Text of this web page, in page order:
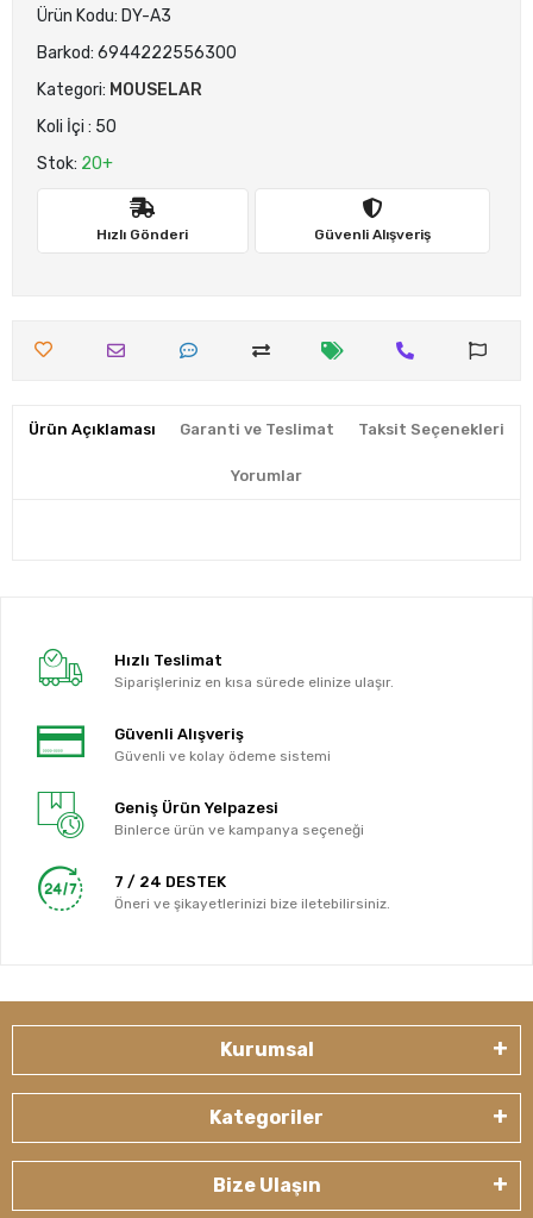
Ürün Kodu: DY-A3
Barkod: 6944222556300
Kategori: MOUSELAR
Koli İçi : 50
Stok: 20+
Hızlı Gönderi Güvenli Alışveriş
Ürün Açıklaması Garanti ve Teslimat Taksit Seçenekleri
Yorumlar
Hızlı Teslimat
Siparişleriniz en kısa sürede elinize ulaşır.
Güvenli Alışveriş
Güvenli ve kolay ödeme sistemi
Geniş Ürün Yelpazesi
Binlerce ürün ve kampanya seçeneği
7 / 24 DESTEK
Öneri ve şikayetlerinizi bize iletebilirsiniz.
Kurumsal
Kategoriler
Bize Ulaşın